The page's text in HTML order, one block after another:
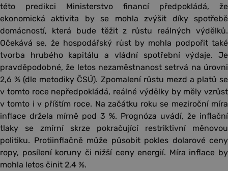
této predikci Ministerstvo financí předpokládá, že
ekonomická aktivita by se mohla zvýšit díky spotřebě
domácností, která bude těžit z růstu reálných výdělků.
Očekává se, že hospodářský růst by mohla podpořit také
tvorba hrubého kapitálu a vládní spotřební výdaje. Je
pravděpodobné, že letos nezaměstnanost setrvá na úrovni
2,6 % (dle metodiky ČSÚ). Zpomalení růstu mezd a platů se
v tomto roce nepředpokládá, reálné výdělky by měly vzrůst
v tomto i v příštím roce. Na začátku roku se meziroční míra
inflace držela mírně pod 3 %. Prognóza uvádí, že inflační
tlaky se zmírní skrze pokračující restriktivní měnovou
politiku. Protiinflačně může působit pokles dolarové ceny
ropy, posílení koruny či nižší ceny energií. Míra inflace by
mohla letos činit 2,4 %.